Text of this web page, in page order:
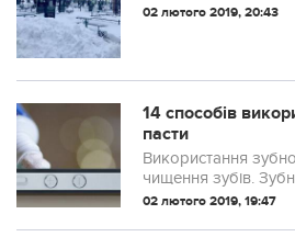
військові
02 лютого 2019, 20:43
14 способів
пасти
Використання
чищення зубів.
виконувати безліч
житті.
02 лютого 2019, 19:47